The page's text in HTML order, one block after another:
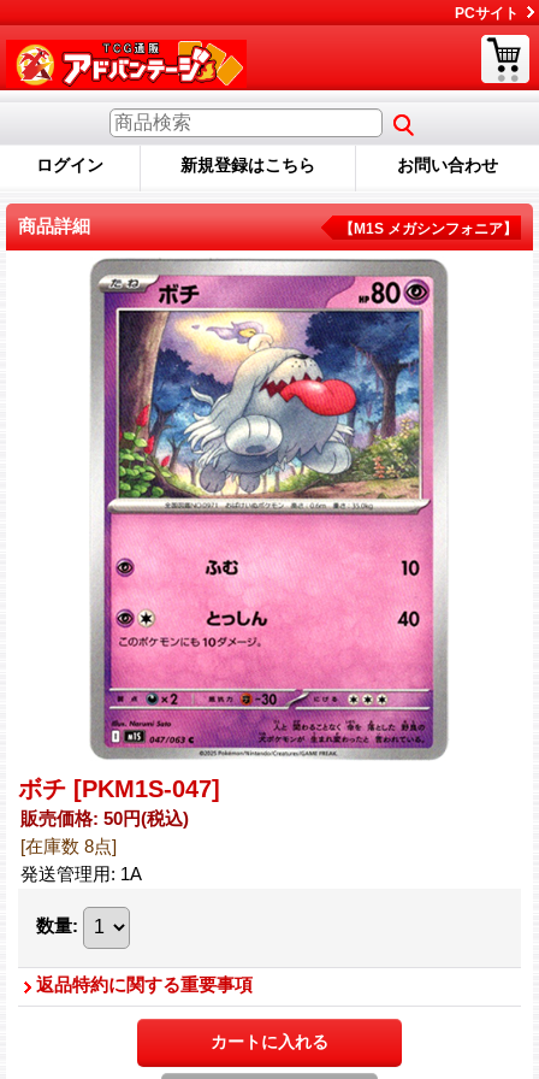
PCサイト
ログイン 新規登録はこちら お問い合わせ
商品詳細 【M1S メガシンフォニア】
ボチ [PKM1S-047]
販売価格: 50円(税込)
[在庫数 8点]
発送管理用: 1A
数量:
返品特約に関する重要事項